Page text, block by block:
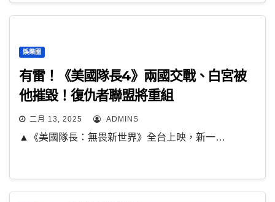
娛樂圈
有雷！《美國隊長4》兩國交戰、白宮被
他摧毀！復仇者聯盟將重組
二月 13, 2025 ADMINS
▲《美國隊長：無畏新世界》全台上映，新一…